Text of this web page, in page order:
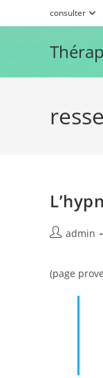
to
consulter
Auteur/
admin
(page